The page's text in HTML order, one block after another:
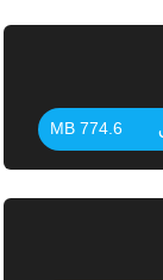
774.6 MB